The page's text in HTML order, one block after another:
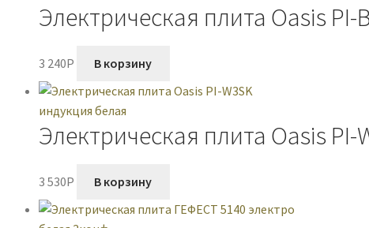
Электрическая плита Oasis PI-
3 240P В корзину
Электрическая плита Oasis PI-
3 530P В корзину